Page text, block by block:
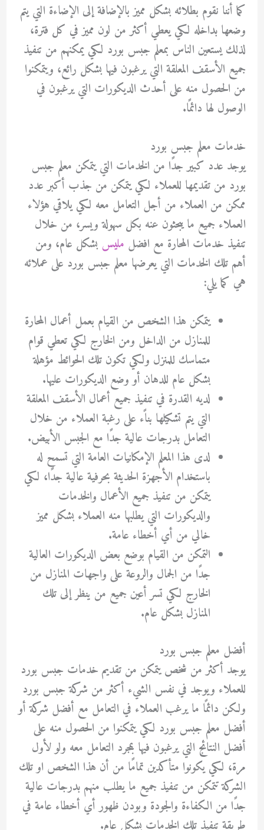
كما أننا نقوم بطلائه بشكل مميز بالإضافة إلى الإضاءة التي يتم
وضعها بداخله لكي يعطي أكثر من لون مميز في كل فترة،
لذلك يستعين الناس بمعلم جبس بورد لكي يمكنهم من تنفيذ
جميع الأسقف المعلقة التي يرغبون فيها بشكل رائع، ويتمكنوا
من الحصول منه على أحدث الديكورات التي يرغبون في
الوصول لها دائمًا.
خدمات معلم جبس بورد
يوجد عدد كبير جدًا من الخدمات التي يتمكن معلم جبس
بورد من تقديمها للعملاء لكي يتمكن من جذب أكبر عدد
ممكن من العملاء من أجل التعامل معه لكي يلاقي هؤلاء
العملاء جميع ما يبحثون عنه بكل سهولة ويسر، من خلال
تنفيذ خدمات المحارة مع افضل مليس بشكل عام، ومن
أهم تلك الخدمات التي يعرضها معلم جبس بورد على عملائه
هي كما يلي:
يتمكن هذا الشخص من القيام بعمل أعمال المحارة
للمنازل من الداخل ومن الخارج لكي تعطي قوام
متماسك للمنزل ولكي تكون تلك الحوائط مؤهلة
بشكل عام للدهان أو وضع الديكورات عليها.
لديه القدرة في تنفيذ جميع أعمال الأسقف المعلقة
التي يتم تشكيلها بناًء على رغبة العملاء من خلال
التعامل بدرجات عالية جدًا مع الجبس الأبيض.
لدى هذا المعلم الإمكانيات العامة التي تسمح له
باستخدام الأجهزة الحديثة بحرفية عالية جدًا، لكي
يتمكن من تنفيذ جميع الأعمال والخدمات
والديكورات التي يطلبها منه العملاء بشكل مميز
خالي من أي أخطاء عامة.
التمكن من القيام بوضع بعض الديكورات العالية
جدًا من الجمال والروعة على واجهات المنازل من
الخارج لكي تسر أعين جميع من ينظر إلى تلك
المنازل بشكل عام.
أفضل معلم جبس بورد
يوجد أكثر من شخص يتمكن من تقديم خدمات جبس بورد
للعملاء ويوجد في نفس الشيء أكثر من شركة جبس بورد
ولكن دائمًا ما يرغب العملاء في التعامل مع أفضل شركة أو
أفضل معلم جبس بورد لكي يتمكنوا من الحصول منه على
أفضل النتائج التي يرغبون فيها بمجرد التعامل معه ولو لأول
مرة، لكي يكونوا متأكدين تمامًا من أن هذا الشخص او تلك
الشركة تتمكن من تنفيذ جميع ما يطلب منهم بدرجات عالية
جدًا من الكفاءة والجودة وبودن ظهور أي أخطاء عامة في